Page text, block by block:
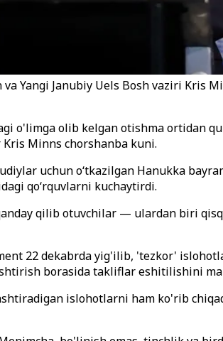
Yangi Janubiy Uels Bosh vaziri Kris
o'limga olib kelgan otishma ortidan
Minns chorshanba kuni.
uchun o‘tkazilgan Hanukka
qo‘rquvlarni kuchaytirdi.
qilib otuvchilar — ulardan biri
22 dekabrda yig'ilib, 'tezkor'
borasida takliflar eshitilishini
islohotlarni ham ko'rib